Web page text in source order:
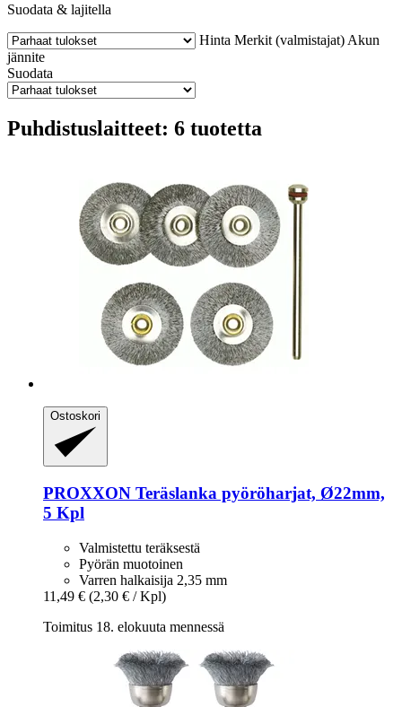
Suodata & lajitella
Hinta Merkit (valmistajat) Akun
jännite
Suodata
Puhdistuslaitteet: 6 tuotetta
Ostoskori
PROXXON Teräslanka pyöröharjat, Ø22mm,
5 Kpl
Valmistettu teräksestä
Pyörän muotoinen
Varren halkaisija 2,35 mm
11,49 € (2,30 € / Kpl)
Toimitus 18. elokuuta mennessä